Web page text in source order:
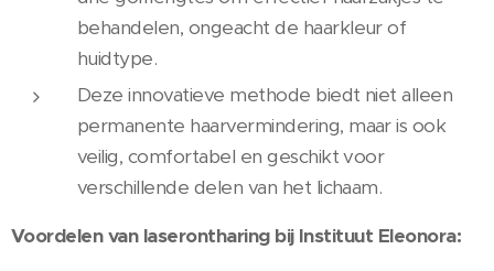
behandelen, ongeacht de haarkleur of
huidtype.
Deze innovatieve methode biedt niet alleen
permanente haarvermindering, maar is ook
veilig, comfortabel en geschikt voor
verschillende delen van het lichaam.
Voordelen van laserontharing bij Instituut Eleonora: